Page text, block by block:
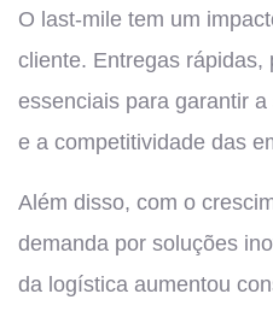
O last-mile tem um
cliente. Entregas
essenciais para garantir
e a competitividade das
Além disso, com o
demanda por soluções
da logística aumentou